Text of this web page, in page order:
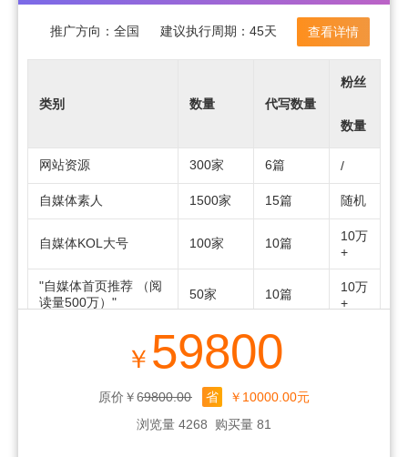
推广方向： 全国 建议执行周期： 45天 查看详情
类别 数量 代写数量
粉丝
数量
网站资源 300家 6篇 /
自媒体素人 1500家 15篇 随机
自媒体KOL大号 100家 10篇
10万
+
"自媒体首页推荐 （阅
读量500万）"
50家 10篇
10万
+
800家 800篇
100家 100篇
一问二
答/250组
10篇
￥ 59800
原价￥69800.00 省
￥10000.00元
浏览量 4268
购买量 81